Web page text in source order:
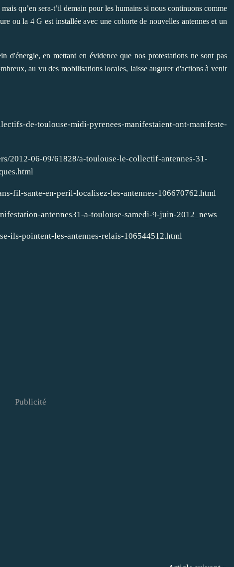
qu’en sera-t’il demain pour les humains si nous continuons comme
ou la 4 G est installée avec une cohorte de nouvelles antennes et un
d'énergie, en mettant en évidence que nos protestations ne sont pas
au vu des mobilisations locales, laisse augurer d'actions à venir
de-toulouse-midi-pyrenees-manifestaient-ont-manifeste-
2012-06-09/61828/a-toulouse-le-collectif-antennes-31-
fil-sante-en-peril-localisez-les-antennes-106670762.html
antennes31-a-toulouse-samedi-9-juin-2012_news
ils-pointent-les-antennes-relais-106544512.html
Publicité